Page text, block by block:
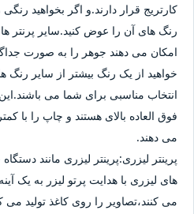
کارتریج قرار دارند.و اگر بخواهید رنگی
رنگ های آن را عوض کنید.سایر پرنتر
امکان می دهند جوهر را به صورت
خواهید از یک رنگ بیشتر از سایر رنگ ها
انتخاب مناسبی برای شما می
فوق العاده بالای هستند و چاپ را با
می دهند.
پرینتر لیزری:پرینتر لیزری مانند
های لیزری با هدایت پرتو لیزر به یک
می کنند،تصاویر را روی کاغذ تولید